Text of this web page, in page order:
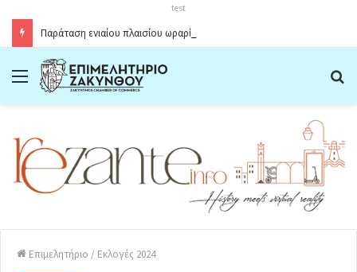
test
Menu
Επιμελητήριο / Εκλογές 2024